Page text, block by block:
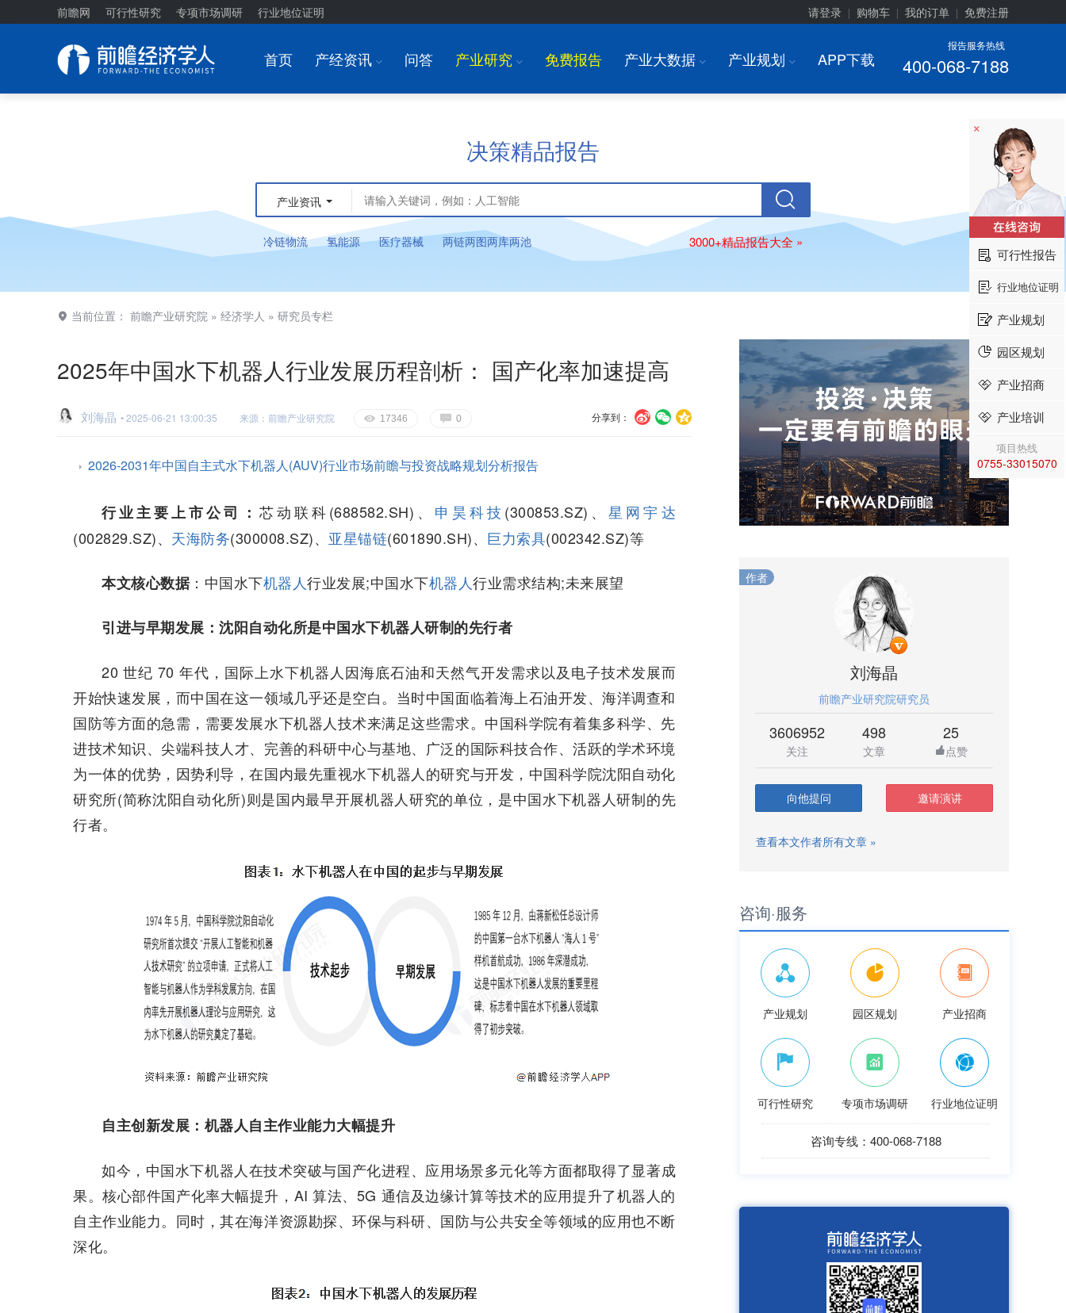
前瞻网 可行性研究 专项市场调研 行业地位证明 请登录 购物车 我的订单 免费注册
报告服务热线
400-068-7188
首页 产经资讯 I 问答 产业研究 I 免费报告 产业大数据 I 产业规划 I APP下载
决策精品报告
产业资讯
冷链物流 氢能源 医疗器械 两链两图两库两池 3000+精品报告大全 »
当前位置： 前瞻产业研究院 » 经济学人 » 研究员专栏
2025年中国水下机器人行业发展历程剖析： 国产化率加速提高
U V c
分享到：
刘海晶 • 2025-06-21 13:00:35 来源：前瞻产业研究院 E 17346 G 0
2026-2031年中国自主式水下机器人(AUV)行业市场前瞻与投资战略规划分析报告
行业主要上市公司： 芯动联科(688582.SH)、 申昊科技 (300853.SZ)、星网宇达
(002829.SZ)、 天海防务(300008.SZ)、 亚星锚链(601890.SH)、 巨力索具(002342.SZ)等
本文核心数据：中国水下机器人行业发展;中国水下机器人行业需求结构;未来展望
引进与早期发展：沈阳自动化所是中国水下机器人研制的先行者
20 世纪 70 年代，国际上水下机器人因海底石油和天然气开发需求以及电子技术发展而
开始快速发展，而中国在这一领域几乎还是空白。当时中国面临着海上石油开发、海洋调查和
国防等方面的急需，需要发展水下机器人技术来满足这些需求。中国科学院有着集多科学、先
进技术知识、尖端科技人才、完善的科研中心与基地、广泛的国际科技合作、活跃的学术环境
为一体的优势，因势利导，在国内最先重视水下机器人的研究与开发，中国科学院沈阳自动化
研究所(简称沈阳自动化所)则是国内最早开展机器人研究的单位，是中国水下机器人研制的先
行者。
自主创新发展：机器人自主作业能力大幅提升
如今，中国水下机器人在技术突破与国产化进程、应用场景多元化等方面都取得了显著成
果。核心部件国产化率大幅提升，AI 算法、5G 通信及边缘计算等技术的应用提升了机器人的
自主作业能力。同时，其在海洋资源勘探、环保与科研、国防与公共安全等领域的应用也不断
深化。
作者
刘海晶
前瞻产业研究院研究员
3606952
关注
498
文章
25
点赞
向他提问 邀请演讲
查看本文作者所有文章 »
咨询·服务
产业规划 园区规划 产业招商
可行性研究 专项市场调研 行业地位证明
咨询专线：400-068-7188
×
可行性报告
行业地位证明
产业规划
园区规划
产业招商
产业培训
项目热线
0755-33015070